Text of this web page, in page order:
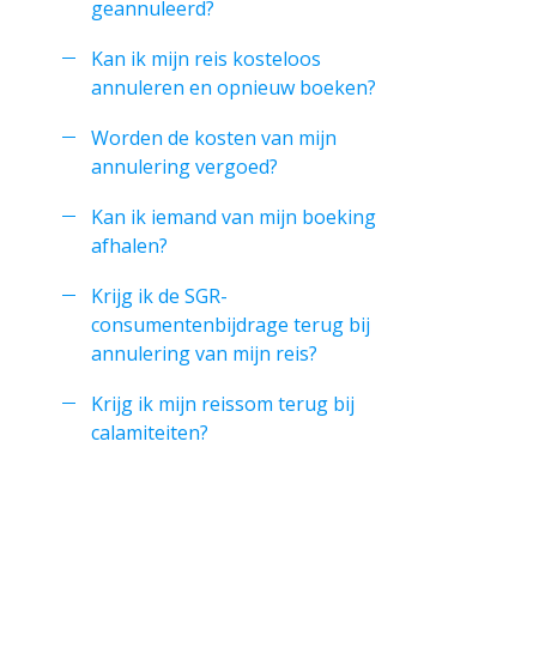
geannuleerd?
Kan ik mijn reis kosteloos
annuleren en opnieuw boeken?
Worden de kosten van mijn
annulering vergoed?
Kan ik iemand van mijn boeking
afhalen?
Krijg ik de SGR-
consumentenbijdrage terug bij
annulering van mijn reis?
Krijg ik mijn reissom terug bij
calamiteiten?